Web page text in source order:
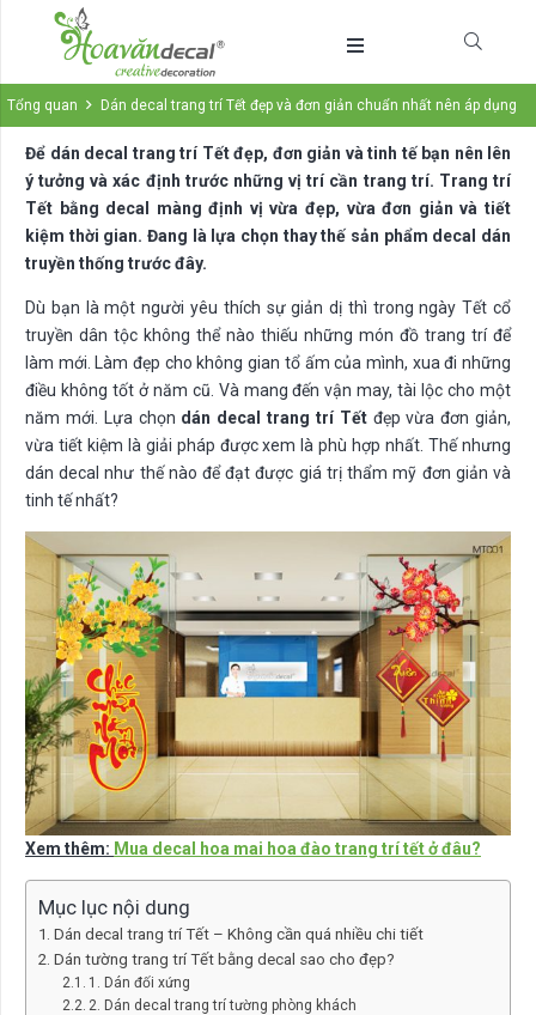
Tổng quan Dán decal trang trí Tết đẹp và đơn giản chuẩn nhất nên áp dụng
Để dán decal trang trí Tết đẹp, đơn giản và tinh tế bạn nên lên
ý tưởng và xác định trước những vị trí cần trang trí. Trang trí
Tết bằng decal màng định vị vừa đẹp, vừa đơn giản và tiết
kiệm thời gian. Đang là lựa chọn thay thế sản phẩm decal dán
truyền thống trước đây.
Dù bạn là một người yêu thích sự giản dị thì trong ngày Tết cổ
truyền dân tộc không thể nào thiếu những món đồ trang trí để
làm mới. Làm đẹp cho không gian tổ ấm của mình, xua đi những
điều không tốt ở năm cũ. Và mang đến vận may, tài lộc cho một
năm mới. Lựa chọn dán decal trang trí Tết đẹp vừa đơn giản,
vừa tiết kiệm là giải pháp được xem là phù hợp nhất. Thế nhưng
dán decal như thế nào để đạt được giá trị thẩm mỹ đơn giản và
tinh tế nhất?
Xem thêm: Mua decal hoa mai hoa đào trang trí tết ở đâu?
Mục lục nội dung
Dán decal trang trí Tết – Không cần quá nhiều chi tiết
Dán tường trang trí Tết bằng decal sao cho đẹp?
1. Dán đối xứng
2. Dán decal trang trí tường phòng khách